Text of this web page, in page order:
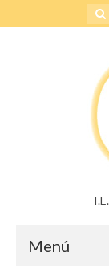
por:
Menú